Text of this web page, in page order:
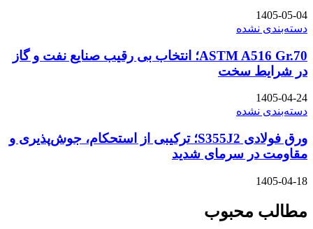
1405-05-04
دسته‌بندی نشده
ASTM A516 Gr.70؛ انتخاب بی رقیب صنایع نفت و گاز
در شرایط سخت
1405-04-24
دسته‌بندی نشده
ورق فولادی S355J2؛ ترکیبی از استحکام، جوش‌پذیری و
مقاومت در سرمای شدید
1405-04-18
مطالب محبوب